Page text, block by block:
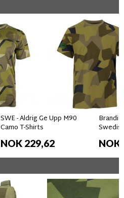
SWE - Aldrig Ge Upp M90
Camo T-Shirts
NOK 229,62
Brandit
NOK